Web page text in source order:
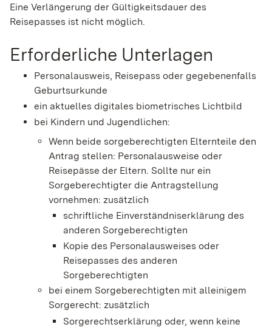
Eine Verlängerung der Gültigkeitsdauer des
Reisepasses ist nicht möglich.
Erforderliche Unterlagen
Personalausweis, Reisepass oder gegebenenfalls
Geburtsurkunde
ein aktuelles digitales biometrisches Lichtbild
bei Kindern und Jugendlichen:
Wenn beide sorgeberechtigten Elternteile den
Antrag stellen: Personalausweise oder
Reisepässe der Eltern. Sollte nur ein
Sorgeberechtigter die Antragstellung
vornehmen: zusätzlich
schriftliche Einverständniserklärung des
anderen Sorgeberechtigten
Kopie des Personalausweises oder
Reisepasses des anderen
Sorgeberechtigten
bei einem Sorgeberechtigten mit alleinigem
Sorgerecht: zusätzlich
Sorgerechtserklärung oder, wenn keine